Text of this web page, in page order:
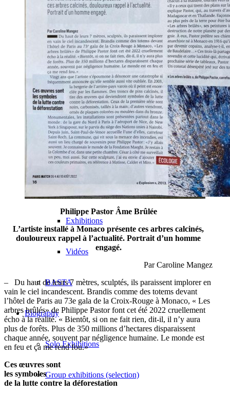
Les Cœurs
Revolution
H2O
Les Quatre Saisons
The Sky is Watching the Earth
The Burned Trees
Exhibitions
Vidéos
BASTA
Biography
Solo Exhibitions
Group exhibitions (selection)
Philippe Pastor Âme Brûlée
L’artiste installé à Monaco présente ces arbres calcinés,
douloureux rappel à l’actualité. Portrait d’un homme
engagé.
Par Caroline Mangez
–
Du haut de leurs 7 mètres, sculptés, ils paraissent implorer en
vain le ciel incandescent. Brandis comme des totems devant
l’hôtel de Paris au 73e gala de la Croix-Rouge à Monaco, « Les
arbres brûlés» de Philippe Pastor font cet été 2022 cruellement
écho à la réalité. « Bientôt, si on ne fait rien, dit-il, il n’y aura
plus de forêts. Plus de 350 millions d’hectares disparaissent
chaque année, souvent par négligence humaine. Le monde est
en feu et ça me rend fou.»
Ces œuvres sont
les symboles
de la lutte contre la déforestation